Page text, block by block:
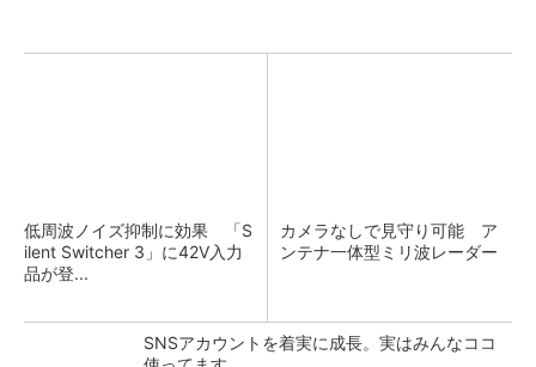
低周波ノイズ抑制に効果 「S
ilent Switcher 3」に42V入力
品が登...
カメラなしで見守り可能 ア
ンテナ一体型ミリ波レーダー
SNSアカウントを着実に成長。実はみんなココ